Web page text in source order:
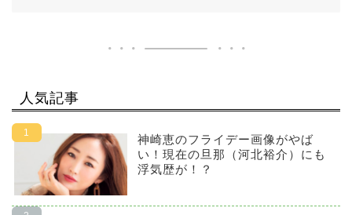
人気記事
神崎恵のフライデー画像がやば
い！現在の旦那（河北裕介）にも
浮気歴が！？